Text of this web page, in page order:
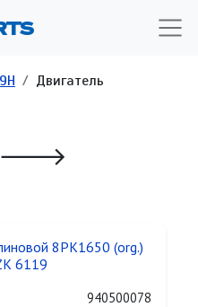
Двигатель
🡒
8PK1650 (org.)
6119
940500078